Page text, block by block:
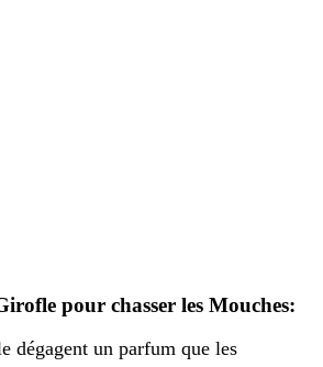
pour chasser les Mouches:
dégagent un parfum que les